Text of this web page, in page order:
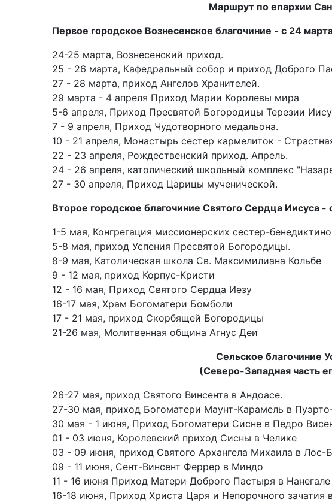
Маршрут по епархии
Первое городское Вознесенское благочиние - с 24
24-25 марта, Вознесенский приход.
25 - 26 марта, Кафедральный собор и приход Доброго
27 - 28 марта, приход Ангелов Хранителей.
29 марта - 4 апреля Приход Марии Королевы мира
5-6 апреля, Приход Пресвятой Богородицы Терезии
7 - 9 апреля, Приход Чудотворного медальона.
10 - 21 апреля, Монастырь сестер кармелиток -
22 - 23 апреля, Рождественский приход. Апрель.
24 - 26 апреля, католический школьный комплекс
27 - 30 апреля, Приход Царицы мученической.
Второе городское благочиние Святого Сердца Иисуса -
1-5 мая, Конгрегация миссионерских сестер-
5-8 мая, приход Успения Пресвятой Богородицы.
8-9 мая, Католическая школа Св. Максимилиана Кольбе
9 - 12 мая, приход Корпус-Кристи
12 - 16 мая, Приход Святого Сердца Иезу
16-17 мая, Храм Богоматери Бомболи
17 - 21 мая, приход Скорбящей Богородицы
21-26 мая, Молитвенная община Агнус Деи
Сельское благочиние
(Северо-Западная часть
26-27 мая, приход Святого Винсента в Андоасе.
27-30 мая, приход Богоматери Маунт-Карамель в
30 мая - 1 июня, Приход Богоматери Сисне в Педро
01 - 03 июня, Королевский приход Сисны в Челике
03 - 09 июня, приход Святого Архангела Михаила в Лос-
09 - 11 июня, Сент-Винсент Феррер в Миндо
11 - 16 июня Приход Матери Доброго Пастыря в Нанегале
16-18 июня, Приход Христа Царя и Непорочного зачатия